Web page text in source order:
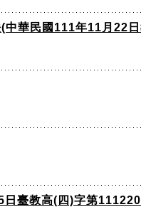
中華民國111年11月22
日臺教高(四)字第